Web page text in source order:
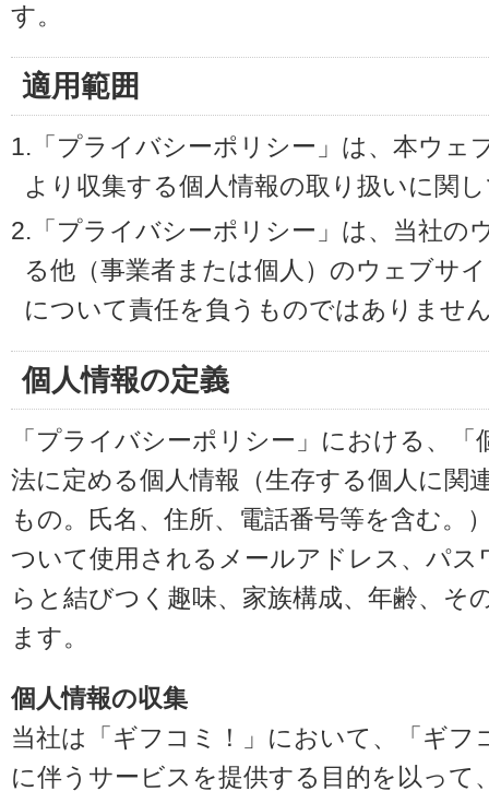
す。
適用範囲
1.「プライバシーポリシー」は、本ウェ
より収集する個人情報の取り扱いに関
2.「プライバシーポリシー」は、当社の
る他（事業者または個人）のウェブサ
について責任を負うものではありませ
個人情報の定義
「プライバシーポリシー」における、
法に定める個人情報（生存する個人に関
もの。氏名、住所、電話番号等を含む。
ついて使用されるメールアドレス、パ
らと結びつく趣味、家族構成、年齢、そ
ます。
個人情報の収集
当社は「ギフコミ！」において、「ギ
に伴うサービスを提供する目的を以って